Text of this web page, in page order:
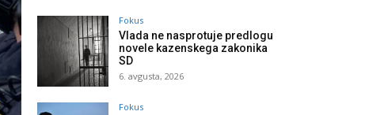
Fokus
Vlada ne nasprotuje predlogu
novele kazenskega zakonika
SD
6. avgusta, 2026
Fokus